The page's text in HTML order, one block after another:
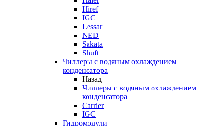
Hiref
IGC
Lessar
NED
Sakata
Shuft
Чиллеры с водяным охлаждением
конденсатора
Назад
Чиллеры с водяным охлаждением
конденсатора
Carrier
IGC
Гидромодули